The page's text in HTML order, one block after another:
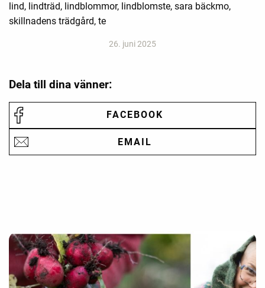
lind, lindträd, lindblommor, lindblomste, sara bäckmo,
skillnadens trädgård, te
26. juni 2025
Dela till dina vänner:
FACEBOOK
EMAIL